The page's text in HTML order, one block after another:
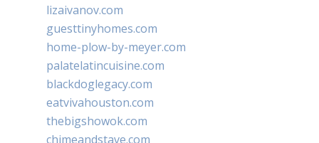
lizaivanov.com
guesttinyhomes.com
home-plow-by-meyer.com
palatelatincuisine.com
blackdoglegacy.com
eatvivahouston.com
thebigshowok.com
chimeandstave.com